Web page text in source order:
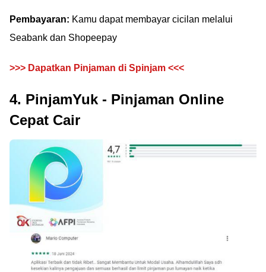
Pembayaran: Kamu dapat membayar cicilan melalui
Seabank dan Shopeepay
>>> Dapatkan Pinjaman di Spinjam <<<
4. PinjamYuk - Pinjaman Online
Cepat Cair